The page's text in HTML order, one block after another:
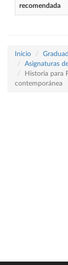
recomendada
Inicio
Asignaturas
Historia para
contemporánea